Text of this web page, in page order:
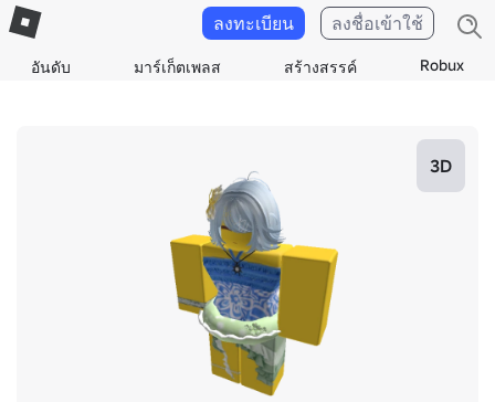
อันดับ มาร์เก็ตเพลส สร้างสรรค์ Robux
ลงทะเบียน ลงชื่อเข้าใช้
3D